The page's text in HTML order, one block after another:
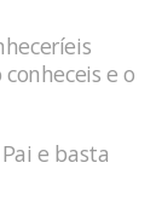
e o
e basta